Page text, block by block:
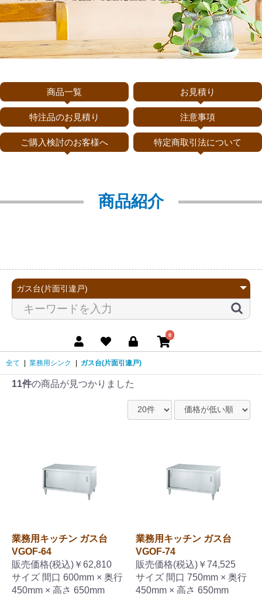
商品一覧 お見積り
特注品のお見積り 注意事項
ご購入検討のお客様へ 特定商取引法について
商品紹介
0
全て 業務用シンク ガス台(片面引違戸)
11件の商品が見つかりました
業務用キッチン ガス台
VGOF-64
販売価格(税込)￥62,810
サイズ 間口 600mm × 奥行
450mm × 高さ 650mm
業務用キッチン ガス台
VGOF-74
販売価格(税込)￥74,525
サイズ 間口 750mm × 奥行
450mm × 高さ 650mm